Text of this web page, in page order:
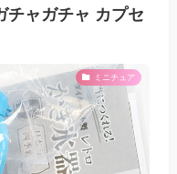
チャガチャ カプセ
ミニチュア